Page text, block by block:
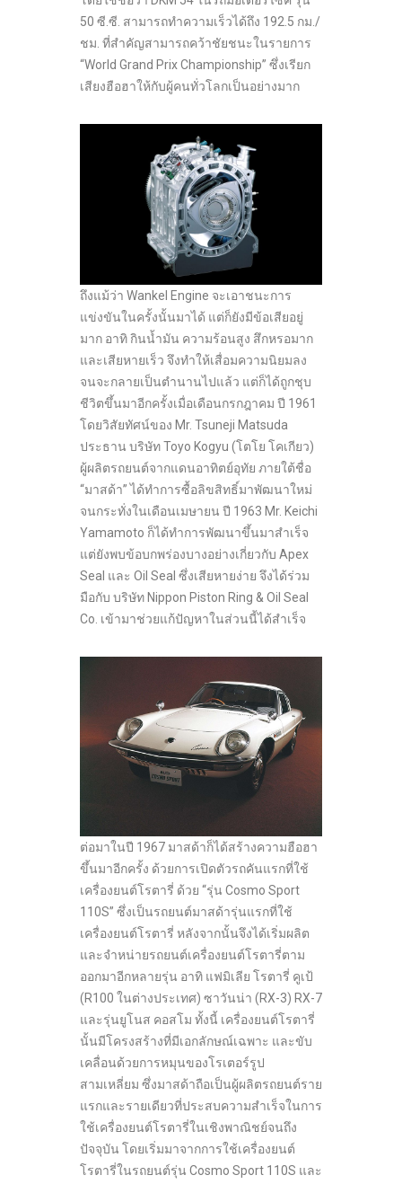
50 ซี.ซี. สามารถทำความเร็วได้ถึง 192.5 กม./
ชม. ที่สำคัญสามารถคว้าชัยชนะในรายการ
“World Grand Prix Championship” ซึ่งเรียก
เสียงฮือฮาให้กับผู้คนทั่วโลกเป็นอย่างมาก
ถึงแม้ว่า Wankel Engine จะเอาชนะการ
แข่งขันในครั้งนั้นมาได้ แต่ก็ยังมีข้อเสียอยู่
มาก อาทิ กินน้ำมัน ความร้อนสูง สึกหรอมาก
และเสียหายเร็ว จึงทำให้เสื่อมความนิยมลง
จนจะกลายเป็นตำนานไปแล้ว แต่ก็ได้ถูกชุบ
ชีวิตขึ้นมาอีกครั้งเมื่อเดือนกรกฎาคม ปี 1961
โดยวิสัยทัศน์ของ Mr. Tsuneji Matsuda
ประธาน บริษัท Toyo Kogyu (โตโย โคเกียว)
ผู้ผลิตรถยนต์จากแดนอาทิตย์อุทัย ภายใต้ชื่อ
“มาสด้า” ได้ทำการซื้อลิขสิทธิ์มาพัฒนาใหม่
จนกระทั่งในเดือนเมษายน ปี 1963 Mr. Keichi
Yamamoto ก็ได้ทำการพัฒนาขึ้นมาสำเร็จ
แต่ยังพบข้อบกพร่องบางอย่างเกี่ยวกับ Apex
Seal และ Oil Seal ซึ่งเสียหายง่าย จึงได้ร่วม
มือกับ บริษัท Nippon Piston Ring & Oil Seal
Co. เข้ามาช่วยแก้ปัญหาในส่วนนี้ได้สำเร็จ
ต่อมาในปี 1967 มาสด้าก็ได้สร้างความฮือฮา
ขึ้นมาอีกครั้ง ด้วยการเปิดตัวรถคันแรกที่ใช้
เครื่องยนต์โรตารี่ ด้วย “รุ่น Cosmo Sport
110S” ซึ่งเป็นรถยนต์มาสด้ารุ่นแรกที่ใช้
เครื่องยนต์โรตารี่ หลังจากนั้นจึงได้เริ่มผลิต
และจำหน่ายรถยนต์เครื่องยนต์โรตารี่ตาม
ออกมาอีกหลายรุ่น อาทิ แฟมิเลีย โรตารี่ คูเป้
(R100 ในต่างประเทศ) ซาวันน่า (RX-3) RX-7
และรุ่นยูโนส คอสโม ทั้งนี้ เครื่องยนต์โรตารี่
นั้นมีโครงสร้างที่มีเอกลักษณ์เฉพาะ และขับ
เคลื่อนด้วยการหมุนของโรเตอร์รูป
สามเหลี่ยม ซึ่งมาสด้าถือเป็นผู้ผลิตรถยนต์ราย
แรกและรายเดียวที่ประสบความสำเร็จในการ
ใช้เครื่องยนต์โรตารี่ในเชิงพาณิชย์จนถึง
ปัจจุบัน โดยเริ่มมาจากการใช้เครื่องยนต์
โรตารี่ในรถยนต์รุ่น Cosmo Sport 110S และ